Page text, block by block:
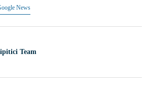
News
Team